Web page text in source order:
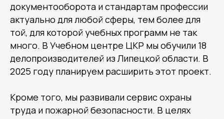
документооборота и стандартам профессии
актуально для любой сферы, тем более для
той, для которой учебных программ не так
много. В Учебном центре ЦКР мы обучили 18
делопроизводителей из Липецкой области. В
2025 году планируем расширить этот проект.
Кроме того, мы развивали сервис охраны
труда и пожарной безопасности. В целях